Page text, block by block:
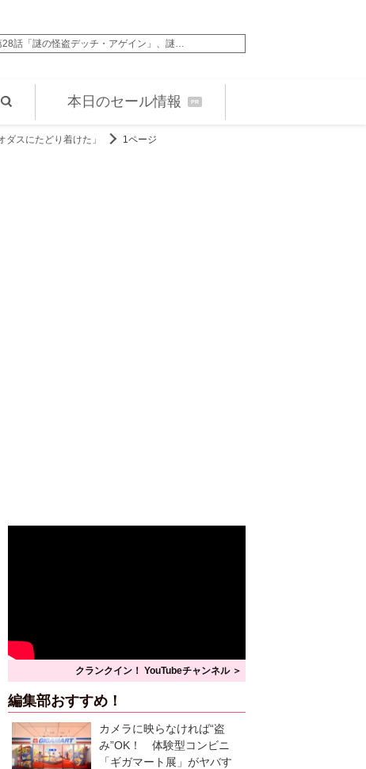
28話「謎の怪盗デッチ・アゲイン」、謎…
本日のセール情報 PR
スにたどり着けた」 1ページ
クランクイン！ YouTubeチャンネル ＞
編集部おすすめ！
カメラに映らなければ“盗
み”OK！ 体験型コンビニ
「ギガマート展」がヤバす